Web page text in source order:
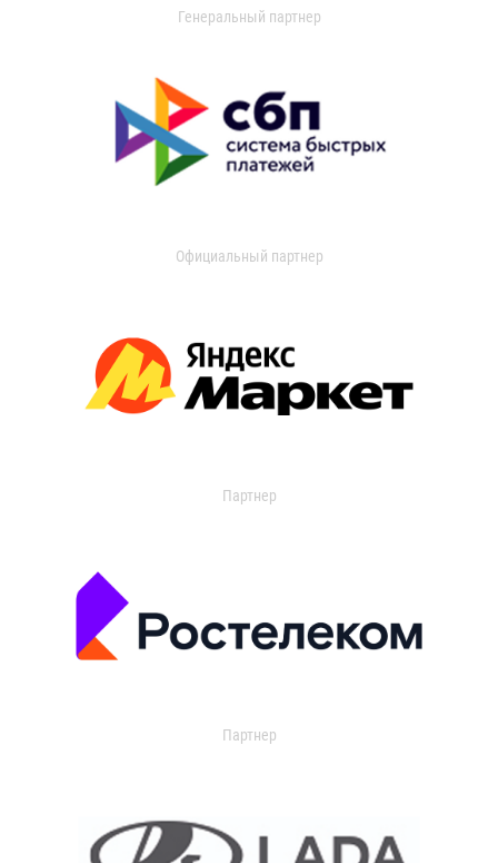
Генеральный партнер
Официальный партнер
Партнер
Партнер